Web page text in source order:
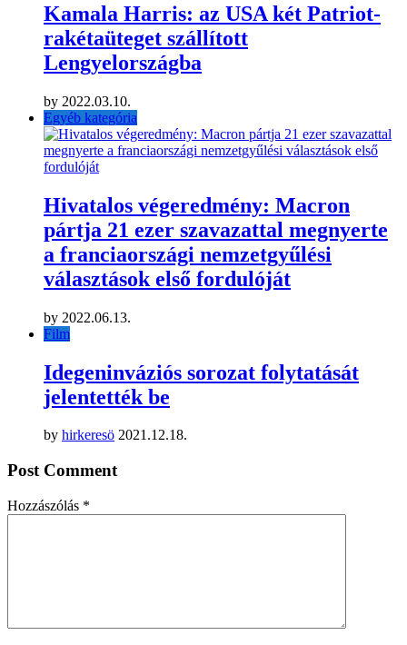
Kamala Harris: az USA két Patriot-
rakétaüteget szállított
Lengyelországba
by 2022.03.10.
Egyéb kategória
Hivatalos végeredmény: Macron
pártja 21 ezer szavazattal megnyerte
a franciaországi nemzetgyűlési
választások első fordulóját
by 2022.06.13.
Film
Idegeninváziós sorozat folytatását
jelentették be
by hirkeresö 2021.12.18.
Post Comment
Hozzászólás *